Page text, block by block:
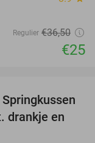
Regulier €36,50
€25
53%
drankje en